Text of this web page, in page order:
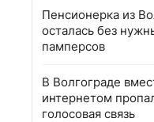
Пенсионерка из
осталась без
памперсов
В Волгограде
интернетом
голосовая связь